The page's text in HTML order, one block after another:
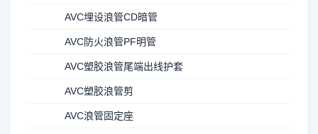
AVC埋设浪管CD暗管
AVC防火浪管PF明管
AVC塑胶浪管尾端出线护套
AVC塑胶浪管剪
AVC浪管固定座